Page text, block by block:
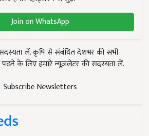
Join on WhatsApp
लें. कृषि से संबंधित देशभर की सभी
के लिए हमारे न्यूज़लेटर की सदस्यता लें.
Subscribe Newsletters